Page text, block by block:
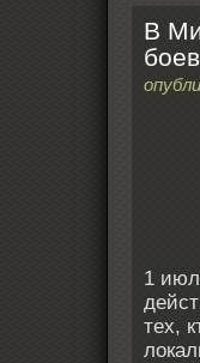
В
1
тех,